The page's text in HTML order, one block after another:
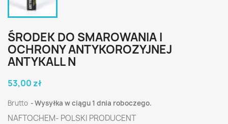
ŚRODEK DO SMAROWANIA I
OCHRONY ANTYKOROZYJNEJ
ANTYKALL N
53,00 zł
Brutto Wysyłka w ciągu 1 dnia roboczego.
NAFTOCHEM- POLSKI PRODUCENT